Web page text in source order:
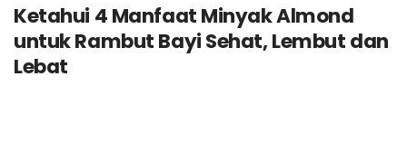
Ketahui 4 Manfaat Minyak Almond
untuk Rambut Bayi Sehat, Lembut dan
Lebat